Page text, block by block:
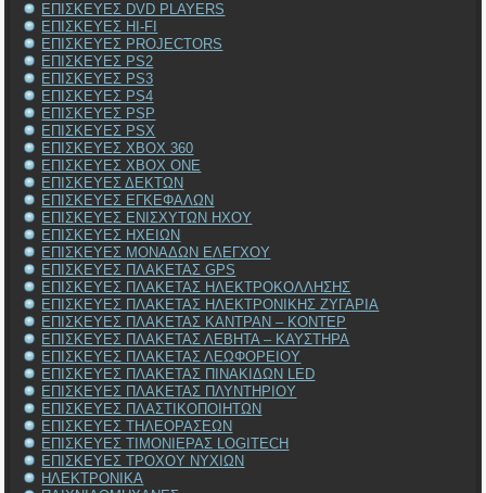
ΕΠΙΣΚΕΥΕΣ DVD PLAYERS
ΕΠΙΣΚΕΥΕΣ HI-FI
ΕΠΙΣΚΕΥΕΣ PROJECTORS
ΕΠΙΣΚΕΥΕΣ PS2
ΕΠΙΣΚΕΥΕΣ PS3
ΕΠΙΣΚΕΥΕΣ PS4
ΕΠΙΣΚΕΥΕΣ PSP
ΕΠΙΣΚΕΥΕΣ PSX
ΕΠΙΣΚΕΥΕΣ XBOX 360
ΕΠΙΣΚΕΥΕΣ XBOX ONE
ΕΠΙΣΚΕΥΕΣ ΔΕΚΤΩΝ
ΕΠΙΣΚΕΥΕΣ ΕΓΚΕΦΑΛΩΝ
ΕΠΙΣΚΕΥΕΣ ΕΝΙΣΧΥΤΩΝ ΗΧΟΥ
ΕΠΙΣΚΕΥΕΣ ΗΧΕΙΩΝ
ΕΠΙΣΚΕΥΕΣ ΜΟΝΑΔΩΝ ΕΛΕΓΧΟΥ
ΕΠΙΣΚΕΥΕΣ ΠΛΑΚΕΤΑΣ GPS
ΕΠΙΣΚΕΥΕΣ ΠΛΑΚΕΤΑΣ ΗΛΕΚΤΡΟΚΟΛΛΗΣΗΣ
ΕΠΙΣΚΕΥΕΣ ΠΛΑΚΕΤΑΣ ΗΛΕΚΤΡΟΝΙΚΗΣ ΖΥΓΑΡΙΑ
ΕΠΙΣΚΕΥΕΣ ΠΛΑΚΕΤΑΣ ΚΑΝΤΡΑΝ – ΚΟΝΤΕΡ
ΕΠΙΣΚΕΥΕΣ ΠΛΑΚΕΤΑΣ ΛΕΒΗΤΑ – ΚΑΥΣΤΗΡΑ
ΕΠΙΣΚΕΥΕΣ ΠΛΑΚΕΤΑΣ ΛΕΩΦΟΡΕΙΟΥ
ΕΠΙΣΚΕΥΕΣ ΠΛΑΚΕΤΑΣ ΠΙΝΑΚΙΔΩΝ LED
ΕΠΙΣΚΕΥΕΣ ΠΛΑΚΕΤΑΣ ΠΛΥΝΤΗΡΙΟΥ
ΕΠΙΣΚΕΥΕΣ ΠΛΑΣΤΙΚΟΠΟΙΗΤΩΝ
ΕΠΙΣΚΕΥΕΣ ΤΗΛΕΟΡΑΣΕΩΝ
ΕΠΙΣΚΕΥΕΣ ΤΙΜΟΝΙΕΡΑΣ LOGITECH
ΕΠΙΣΚΕΥΕΣ ΤΡΟΧΟΥ ΝΥΧΙΩΝ
ΗΛΕΚΤΡΟΝΙΚΑ